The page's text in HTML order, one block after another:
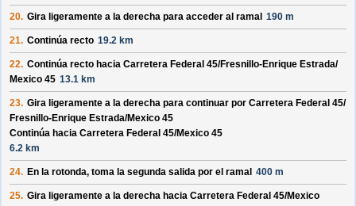
20. Gira ligeramente a la derecha para acceder al ramal 190 m
21. Continúa recto 19.2 km
22. Continúa recto hacia Carretera Federal 45/Fresnillo-Enrique Estrada/
Mexico 45 13.1 km
23. Gira ligeramente a la derecha para continuar por Carretera Federal 45/
Fresnillo-Enrique Estrada/Mexico 45
Continúa hacia Carretera Federal 45/Mexico 45
6.2 km
24. En la rotonda, toma la segunda salida por el ramal 400 m
25. Gira ligeramente a la derecha hacia Carretera Federal 45/Mexico